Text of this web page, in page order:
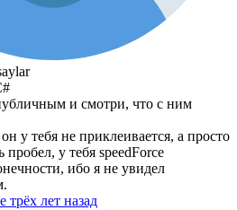
и смотри, что с ним
у тебя не приклеивается, а просто
пробел, у тебя speedForce
ибо я не увидел
трёх лет назад